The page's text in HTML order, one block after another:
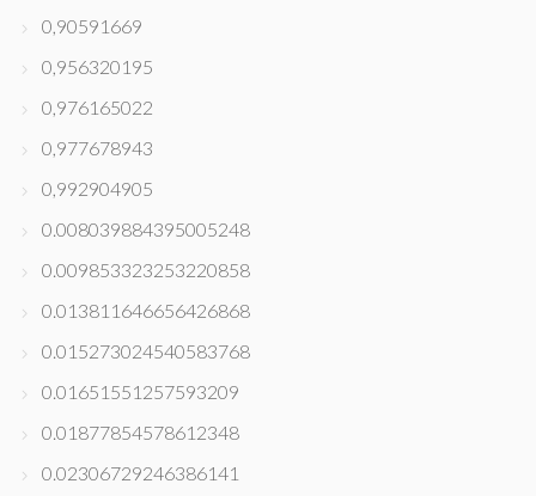
0,90591669
0,956320195
0,976165022
0,977678943
0,992904905
0.008039884395005248
0.009853323253220858
0.013811646656426868
0.015273024540583768
0.01651551257593209
0.01877854578612348
0.02306729246386141